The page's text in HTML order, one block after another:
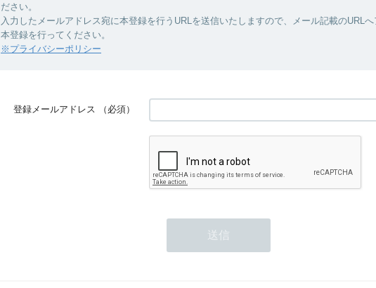
ださい。
入力したメールアドレス宛に本登録を行うURLを送信いたしますので、メール記載のURLへ
本登録を行ってください。
※プライバシーポリシー
登録メールアドレス （必須）